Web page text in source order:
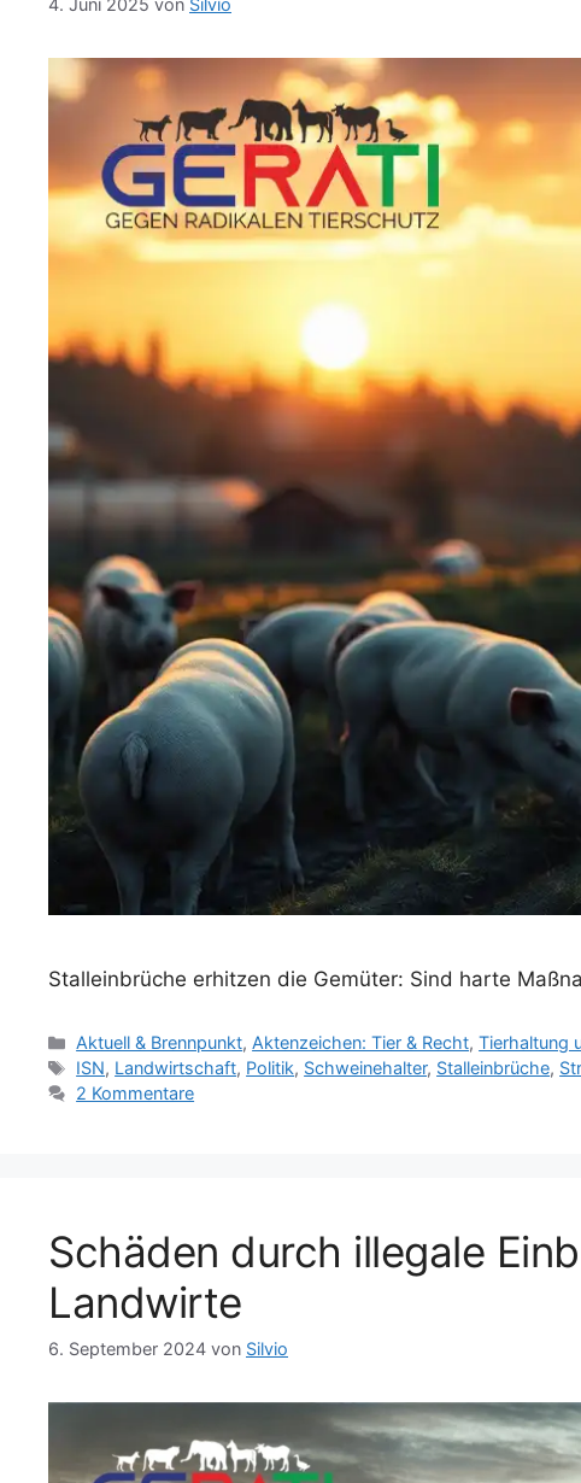
4. Juni 2025 von Silvio
Stalleinbrüche erhitzen die Gemüter: Sind harte
K
a
t
e
n
Aktuell & Brennpunkt, Aktenzeichen: Tier & Recht,Tierhaltung
S
c
ö
r
t
e
r
ISN, Landwirtschaft, Politik, Schweinehalter, Stalleinbrüche,
2 Kommentare
Schäden durch illegale
Landwirte
6. September 2024 von Silvio